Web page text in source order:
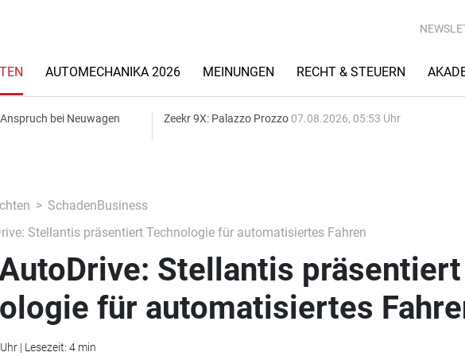
AUTOMECHANIKA 2026 MEINUNGEN RECHT & STEUERN
bei Neuwagen
Zeekr 9X: Palazzo Prozzo 07.08.2026, 05:53 Uhr
SchadenBusiness
Stellantis präsentiert Technologie für automatisiertes Fahren
Stellantis präsentiert
für automatisiertes
| Lesezeit: 4 min